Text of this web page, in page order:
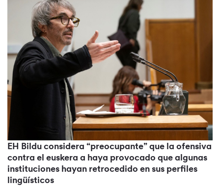
EH Bildu considera “preocupante” que la ofensiva
contra el euskera a haya provocado que algunas
instituciones hayan retrocedido en sus perfiles
lingüísticos